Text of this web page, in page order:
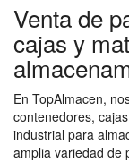
Venta de
cajas y
En TopAlmacen,
contenedores,
industrial para
amplia variedad de